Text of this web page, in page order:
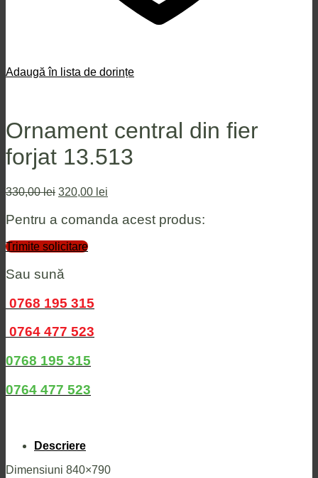
Adaugă în lista de dorințe
Ornament central din fier
forjat 13.513
330,00lei Prețul
a
330,00 lei.
320,00 lei
este:
Pentru a comanda acest produs:
Trimite solicitare
Sau sună
0768 195 315
0764 477 523
0768 195 315
0764 477 523
Descriere
Dimensiuni 840×790